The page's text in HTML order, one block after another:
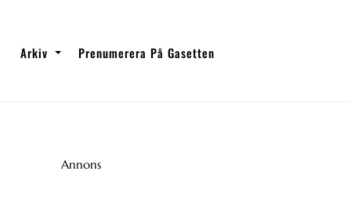
Arkiv Prenumerera På Gasetten
Annons